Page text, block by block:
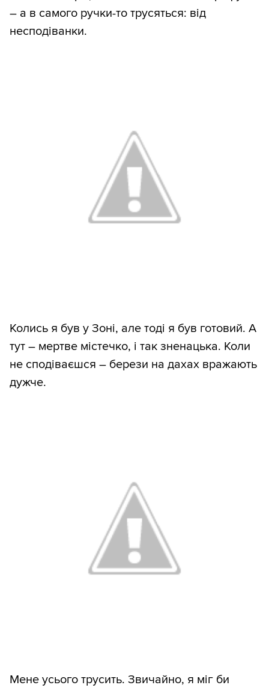
– а в самого ручки-то трусяться: від
несподіванки.
Колись я був у Зоні, але тоді я був готовий. А
тут – мертве містечко, і так зненацька. Коли
не сподіваєшся – берези на дахах вражають
дужче.
Мене усього трусить. Звичайно, я міг би